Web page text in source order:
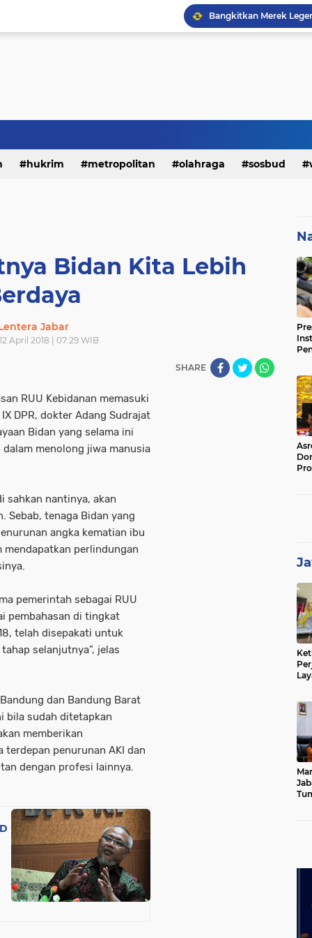
hukrim metropolitan olahraga sosbud
Bidan Kita Lebih
Jabar
April 2018 | 07:29 WIB
SHARE
RUU Kebidanan memasuki
DPR, dokter Adang Sudrajat
Bidan yang selama ini
menolong jiwa manusia
sahkan nantinya, akan
Sebab, tenaga Bidan yang
angka kematian ibu
mendapatkan perlindungan
pemerintah sebagai RUU
pembahasan di tingkat
telah disepakati untuk
selanjutnya”, jelas
dan Bandung Barat
bila sudah ditetapkan
memberikan
terdepan penurunan AKI dan
dengan profesi lainnya.